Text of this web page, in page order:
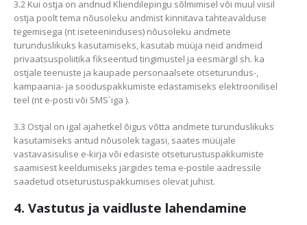
3.2 Kui ostja on andnud Kliendilepingu sõlmimisel või muul viisil
ostja poolt tema nõusoleku andmist kinnitava tahteavalduse
tegemisega (nt iseteeninduses) nõusoleku andmete
turunduslikuks kasutamiseks, kasutab müüja neid andmeid
privaatsuspoliitika fikseeritud tingimustel ja eesmärgil sh. ka
ostjale teenuste ja kaupade personaalsete otseturundus-,
kampaania- ja sooduspakkumiste edastamiseks elektroonilisel
teel (nt e-posti või SMS´iga ).
3.3 Ostjal on igal ajahetkel õigus võtta andmete turunduslikuks
kasutamiseks antud nõusolek tagasi, saates müüjale
vastavasisulise e-kirja või edasiste otseturustuspakkumiste
saamisest keeldumiseks järgides tema e-postile aadressile
saadetud otseturustuspakkumises olevat juhist.
4. Vastutus ja vaidluste lahendamine